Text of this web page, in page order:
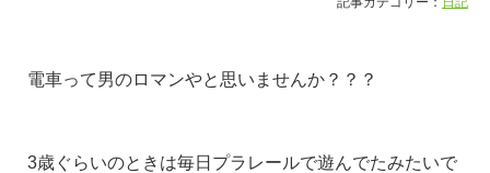
電車って男のロマンやと思いませんか？？？
3歳ぐらいのときは毎日プラレールで遊んでたみたいで